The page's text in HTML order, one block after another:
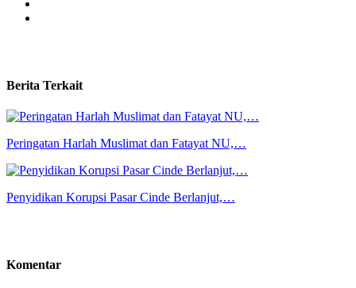
Berita Terkait
Peringatan Harlah Muslimat dan Fatayat NU,…
Penyidikan Korupsi Pasar Cinde Berlanjut,…
Komentar